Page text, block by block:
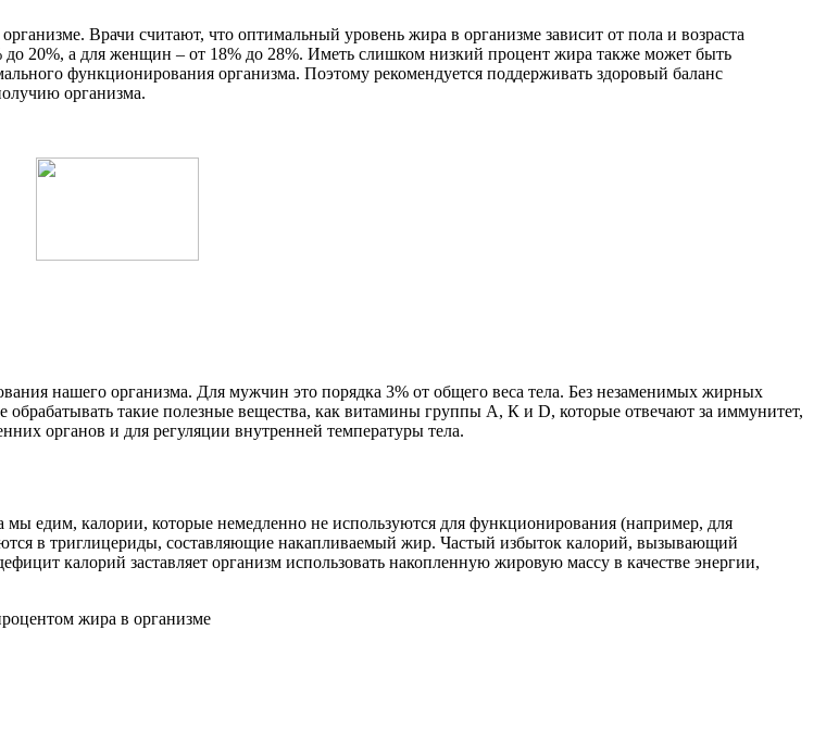
Врачи считают, что оптимальный уровень жира в организме зависит от пола и возраста
20%, а для женщин – от 18% до 28%. Иметь слишком низкий процент жира также может быть
функционирования организма. Поэтому рекомендуется поддерживать здоровый баланс
организма.
нашего организма. Для мужчин это порядка 3% от общего веса тела. Без незаменимых жирных
такие полезные вещества, как витамины группы А, К и D, которые отвечают за иммунитет,
органов и для регуляции внутренней температуры тела.
едим, калории, которые немедленно не используются для функционирования (например, для
в триглицериды, составляющие накапливаемый жир. Частый избыток калорий, вызывающий
калорий заставляет организм использовать накопленную жировую массу в качестве энергии,